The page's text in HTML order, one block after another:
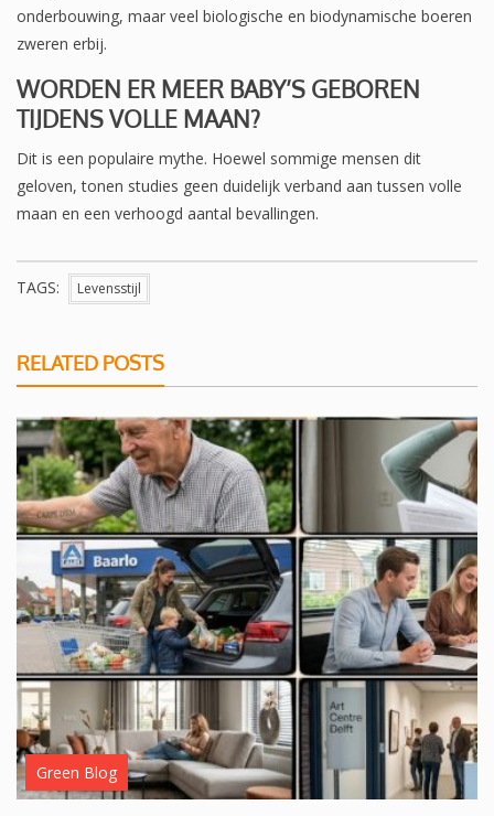
onderbouwing, maar veel biologische en biodynamische boeren
zweren erbij.
WORDEN ER MEER BABY’S GEBOREN
TIJDENS VOLLE MAAN?
Dit is een populaire mythe. Hoewel sommige mensen dit
geloven, tonen studies geen duidelijk verband aan tussen volle
maan en een verhoogd aantal bevallingen.
TAGS: Levensstijl
RELATED POSTS
Green Blog